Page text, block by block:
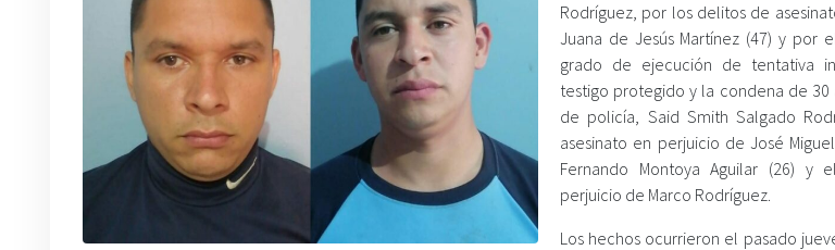
Rodríguez, por los delitos de
Juana de Jesús Martínez (47) y por
grado de ejecución de tentativa
testigo protegido y la condena de
de policía, Said Smith Salgado
asesinato en perjuicio de José
Fernando Montoya Aguilar (26) y
perjuicio de Marco Rodríguez.
Los hechos ocurrieron el pasado